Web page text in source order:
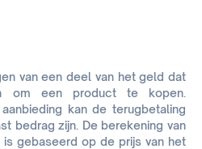
van een deel van het geld dat
om een product te kopen.
kan de terugbetaling
bedrag zijn. De berekening van
gebaseerd op de prijs van het